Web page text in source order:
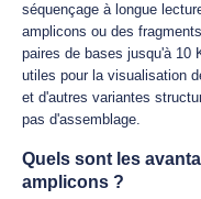
séquençage à longue
amplicons ou des
paires de bases jusqu'à 10
utiles pour la visualisation
et d'autres variantes
pas d'assemblage.
Quels sont les
amplicons ?